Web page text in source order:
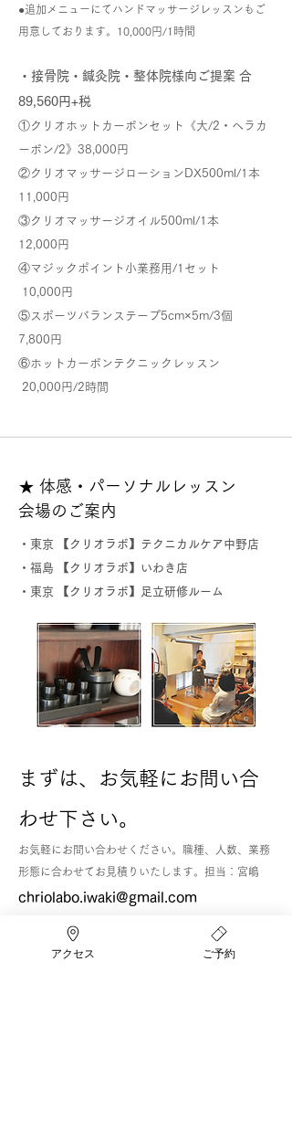
●追加メニューにてハンドマッサージレッスンもご
用意しております。10,000円/1時間
・接骨院・鍼灸院・整体院様向ご提案 合
89,560円+税
①クリオホットカーボンセット《大/2・ヘラカ
ーボン/2》38,000円
②クリオマッサージローションDX500ml/1本
11,000円
③クリオマッサージオイル500ml/1本
12,000円
④マジックポイント小業務用/1セット
10,000円
⑤スポーツバランステープ5cm×5m/3個
7,800円
⑥ホットカーボンテクニックレッスン
20,000円/2時間
★ 体感・パーソナルレッスン
会場のご案内
・東京 【クリオラボ】テクニカルケア中野店
・福島 【クリオラボ】いわき店
・東京 【クリオラボ】足立研修ルーム
まずは、お気軽にお問い合
わせ下さい。
お気軽にお問い合わせください。職種、人数、業務
形態に合わせてお見積りいたします。担当：宮嶋
chriolabo.iwaki@gmail.com
クリオラボで使われている
アクセス ご予約